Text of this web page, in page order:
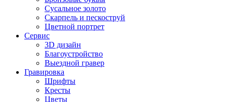
Сусальное золото
Скарпель и пескоструй
Цветной портрет
Сервис
3D дизайн
Благоустройство
Выездной гравер
Гравировка
Шрифты
Кресты
Цветы